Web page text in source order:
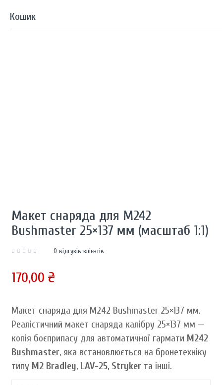
Кошик
Макет снаряда для M242
Bushmaster 25×137 мм (масштаб 1:1)
0 відгуків клієнтів
170,00 ₴
Макет снаряда для M242 Bushmaster 25×137 мм.
Реалістичний макет снаряда калібру 25×137 мм —
копія боєприпасу для автоматичної гармати M242
Bushmaster, яка встановлюється на бронетехніку
типу M2 Bradley, LAV-25, Stryker та інші.